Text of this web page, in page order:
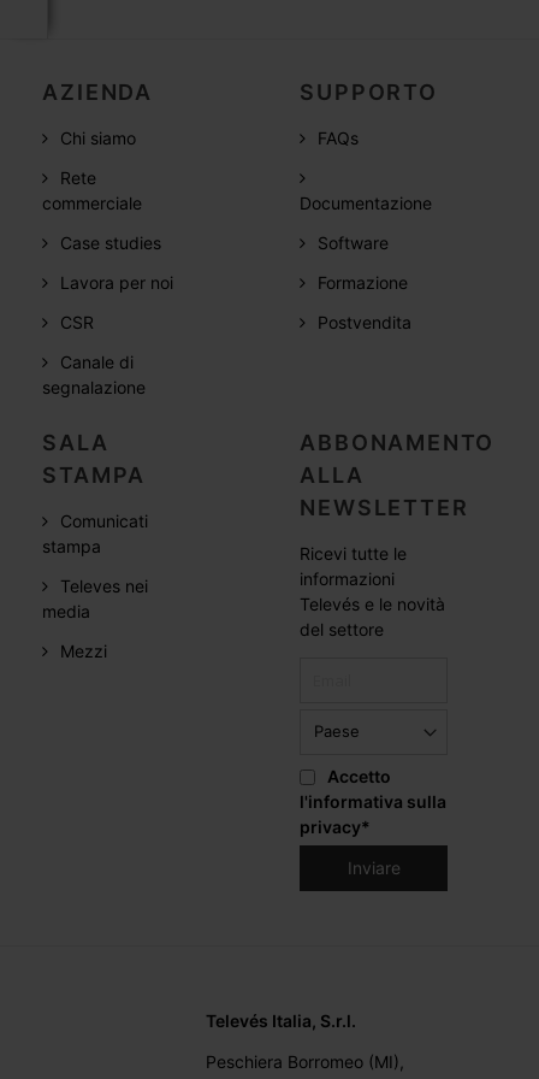
AZIENDA
Chi siamo
Rete
commerciale
Case studies
Lavora per noi
CSR
Canale di
segnalazione
SUPPORTO
FAQs
Documentazione
Software
Formazione
Postvendita
SALA
STAMPA
Comunicati
stampa
Televes nei
media
Mezzi
ABBONAMENTO
ALLA
NEWSLETTER
Ricevi tutte le
informazioni
Televés e le novità
del settore
Accetto
l'informativa sulla
privacy*
Televés Italia, S.r.l.
Peschiera Borromeo (MI),